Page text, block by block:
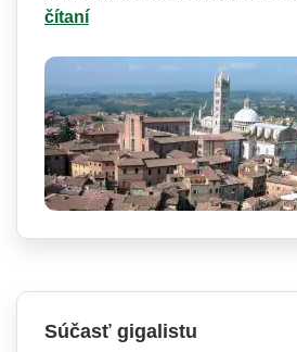
čítaní
Súčasť gigalistu